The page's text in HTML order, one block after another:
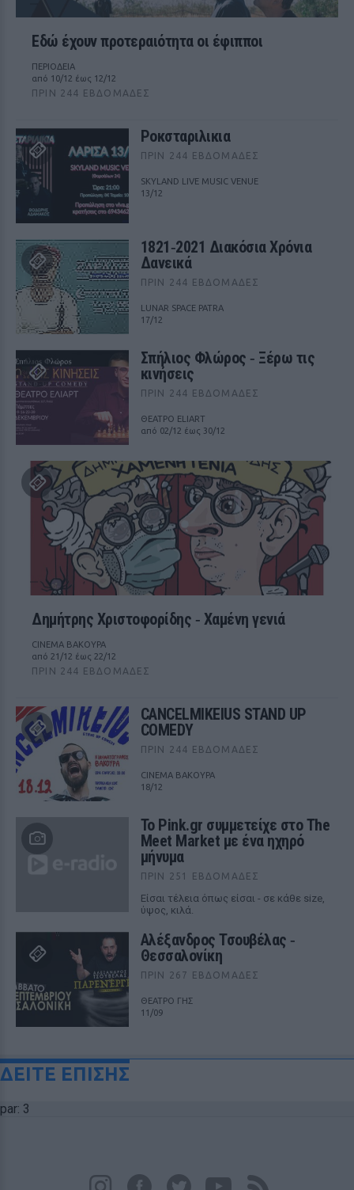
Εδώ έχουν προτεραιότητα οι έφιπποι
ΠΕΡΙΟΔΕΙΑ
από 10/12 έως 12/12
ΠΡΙΝ 244 ΕΒΔΟΜΆΔΕΣ
Ροκσταριλικια
ΠΡΙΝ 244 ΕΒΔΟΜΆΔΕΣ
SKYLAND LIVE MUSIC VENUE
13/12
1821‑2021 Διακόσια Χρόνια
Δανεικά
ΠΡΙΝ 244 ΕΒΔΟΜΆΔΕΣ
LUNAR SPACE PATRA
17/12
Σπήλιος Φλώρος ‑ Ξέρω τις
κινήσεις
ΠΡΙΝ 244 ΕΒΔΟΜΆΔΕΣ
ΘΕΑΤΡΟ ELIART
από 02/12 έως 30/12
Δημήτρης Χριστοφορίδης ‑ Χαμένη γενιά
CINEMA ΒΑΚΟΥΡΑ
από 21/12 έως 22/12
ΠΡΙΝ 244 ΕΒΔΟΜΆΔΕΣ
CANCELMIKEIUS STAND UP
COMEDY
ΠΡΙΝ 244 ΕΒΔΟΜΆΔΕΣ
CINEMA ΒΑΚΟΥΡΑ
18/12
Το Pink.gr συμμετείχε στο The
Meet Market με ένα ηχηρό
μήνυμα
ΠΡΙΝ 251 ΕΒΔΟΜΆΔΕΣ
Είσαι τέλεια όπως είσαι - σε κάθε size,
ύψος, κιλά.
Αλέξανδρος Τσουβέλας ‑
Θεσσαλονίκη
ΠΡΙΝ 267 ΕΒΔΟΜΆΔΕΣ
ΘΕΑΤΡΟ ΓΗΣ
11/09
ΔΕΙΤΕ ΕΠΙΣΗΣ
par: 3